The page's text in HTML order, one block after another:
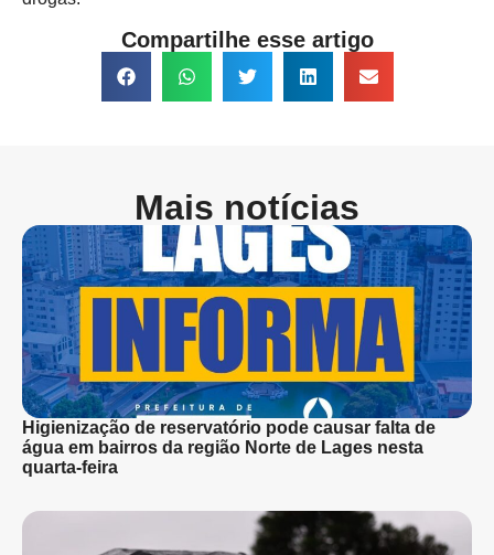
Compartilhe esse artigo
Mais notícias
Higienização de reservatório pode causar falta de
água em bairros da região Norte de Lages nesta
quarta-feira